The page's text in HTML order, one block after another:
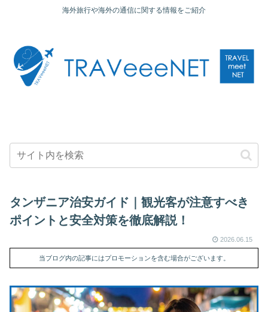
海外旅行や海外の通信に関する情報をご紹介
タンザニア治安ガイド｜観光客が注意すべき
ポイントと安全対策を徹底解説！
2026.06.15
当ブログ内の記事にはプロモーションを含む場合がございます。